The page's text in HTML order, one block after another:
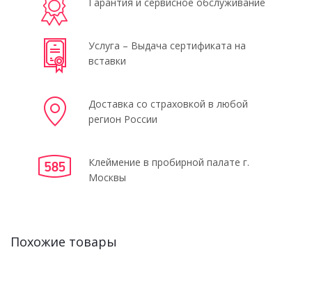
Услуга – Выдача сертификата на
вставки
Доставка со страховкой в любой
регион России
Клеймение в пробирной палате г.
Москвы
Похожие товары